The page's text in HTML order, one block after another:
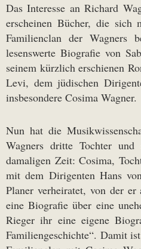
Das Interesse an Richard
erscheinen Bücher, die sich
Familienclan der Wagners
lesenswerte Biografie von
seinem kürzlich erschienen
Levi, dem jüdischen
insbesondere Cosima Wagner.
Nun hat die
Wagners dritte Tochter
damaligen Zeit: Cosima,
mit dem Dirigenten Hans
Planer verheiratet, von der
eine Biografie über eine
Rieger ihr eine eigene
Familiengeschichte“. Damit